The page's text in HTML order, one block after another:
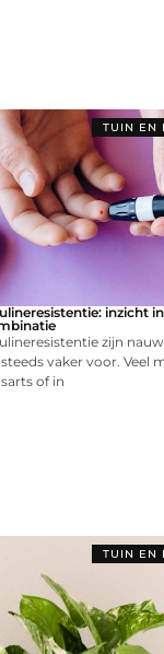
TUIN EN
inzicht
zijn
vaker voor. Veel
of in
TUIN EN